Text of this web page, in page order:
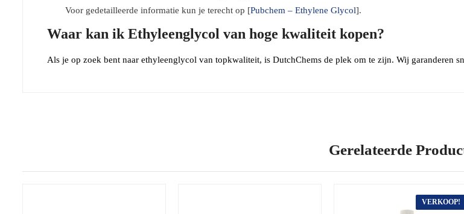
Voor gedetailleerde informatie kun je terecht op [Pubchem – Ethylene Glycol].
Waar kan ik Ethyleenglycol van hoge kwaliteit kopen?
Als je op zoek bent naar ethyleenglycol van topkwaliteit, is DutchChems de plek om te zijn. Wij garanderen
Gerelateerde
VERKOOP!